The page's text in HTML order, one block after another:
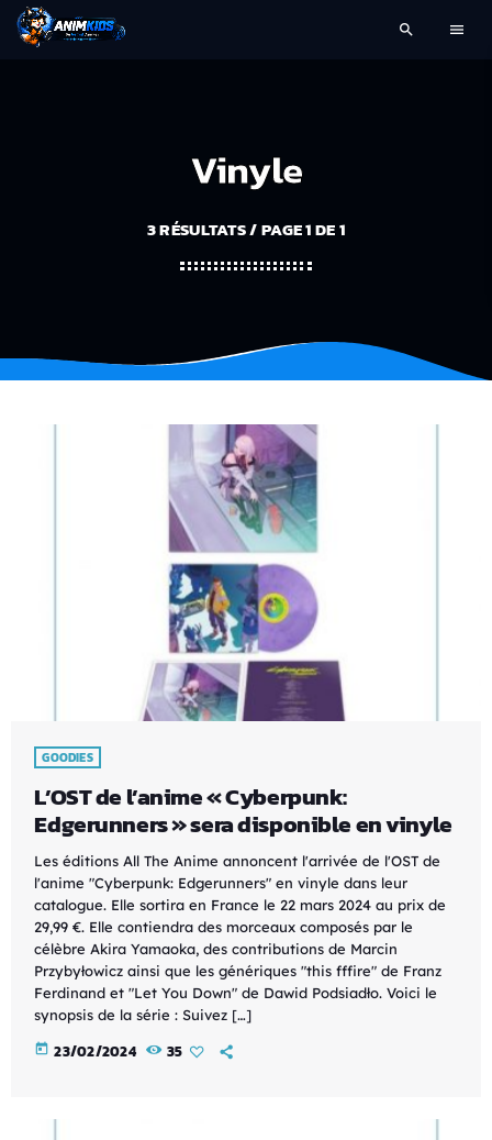
search menu
Vinyle
3 RÉSULTATS / PAGE 1 DE 1
GOODIES
L’OST de l’anime « Cyberpunk:
Edgerunners » sera disponible en vinyle
Les éditions All The Anime annoncent l'arrivée de l'OST de
l'anime "Cyberpunk: Edgerunners" en vinyle dans leur
catalogue. Elle sortira en France le 22 mars 2024 au prix de
29,99 €. Elle contiendra des morceaux composés par le
célèbre Akira Yamaoka, des contributions de Marcin
Przybyłowicz ainsi que les génériques "this fffire" de Franz
Ferdinand et "Let You Down" de Dawid Podsiadło. Voici le
synopsis de la série : Suivez […]
today 23/02/2024 35